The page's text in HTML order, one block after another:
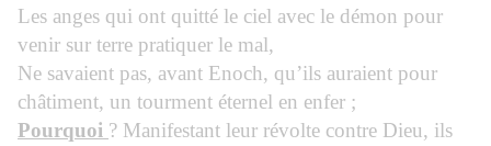
Les anges qui ont quitté le ciel avec le démon pour
venir sur terre pratiquer le mal,
Ne savaient pas, avant Enoch, qu’ils auraient pour
châtiment, un tourment éternel en enfer ;
Pourquoi ? Manifestant leur révolte contre Dieu, ils